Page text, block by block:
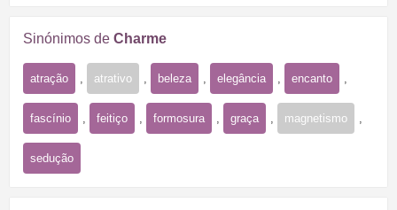
Sinónimos de Charme
atração atrativo beleza elegância encanto
fascínio feitiço formosura graça magnetismo
sedução